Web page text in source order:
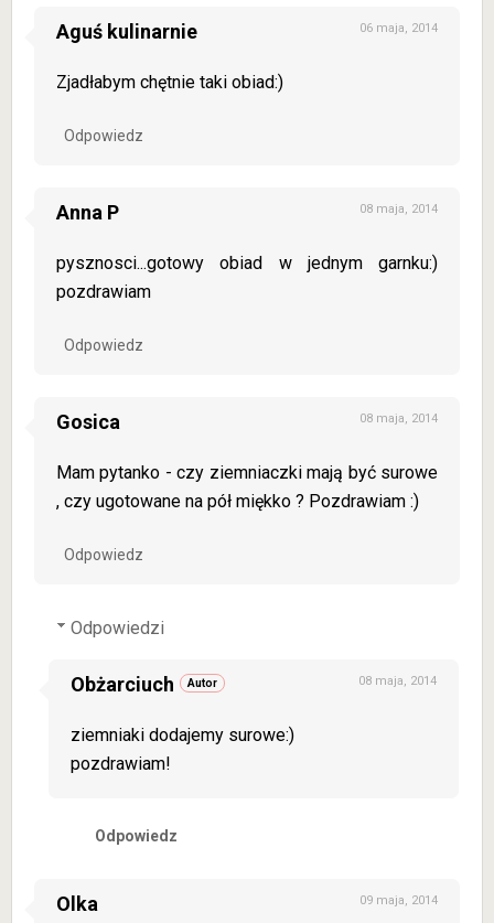
Aguś kulinarnie 06 maja, 2014
Zjadłabym chętnie taki obiad:)
Odpowiedz
Anna P 08 maja, 2014
pysznosci...gotowy obiad w jednym garnku:)
pozdrawiam
Odpowiedz
Gosica 08 maja, 2014
Mam pytanko - czy ziemniaczki mają być surowe
, czy ugotowane na pół miękko ? Pozdrawiam :)
Odpowiedz
Odpowiedzi
Obżarciuch 08 maja, 2014
ziemniaki dodajemy surowe:)
pozdrawiam!
Odpowiedz
Olka 09 maja, 2014